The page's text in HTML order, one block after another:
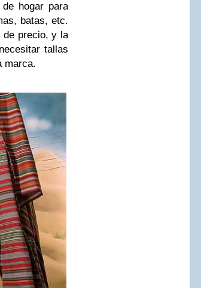
hogar para
batas, etc.
de precio, y la
tallas
marca.